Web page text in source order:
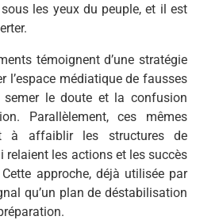
les yeux du peuple, et il est
témoignent d’une stratégie
l’espace médiatique de fausses
semer le doute et la confusion
Parallèlement, ces mêmes
à affaiblir les structures de
les actions et les succès
approche, déjà utilisée par
qu’un plan de déstabilisation